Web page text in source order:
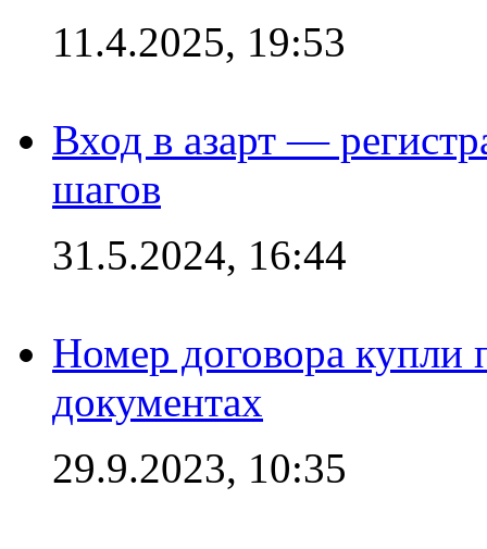
11.4.2025, 19:53
Вход в азарт —
шагов
31.5.2024, 16:44
Номер договора купли
документах
29.9.2023, 10:35